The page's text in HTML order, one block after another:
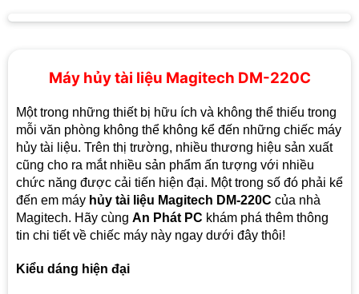
Máy hủy tài liệu Magitech DM-220C
Một trong những thiết bị hữu ích và không thể thiếu trong
mỗi văn phòng không thể không kể đến những chiếc máy
hủy tài liệu. Trên thị trường, nhiều thương hiệu sản xuất
cũng cho ra mắt nhiều sản phẩm ấn tượng với nhiều
chức năng được cải tiến hiện đại. Một trong số đó phải kể
đến em máy hủy tài liệu Magitech DM-220C của nhà
Magitech. Hãy cùng An Phát PC khám phá thêm thông
tin chi tiết về chiếc máy này ngay dưới đây thôi!
Kiểu dáng hiện đại